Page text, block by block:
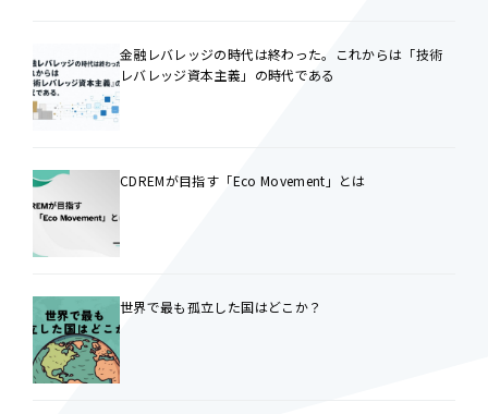
金融レバレッジの時代は終わった。これからは「技術
レバレッジ資本主義」の時代である
CDREMが目指す「Eco Movement」とは
世界で最も孤立した国はどこか？